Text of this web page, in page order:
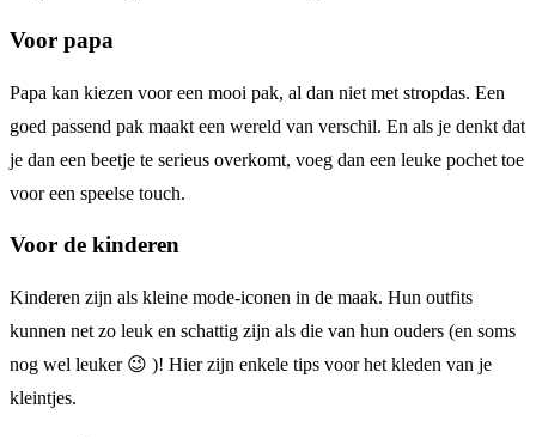
Voor papa
Papa kan kiezen voor een mooi pak, al dan niet met stropdas. Een
goed passend pak maakt een wereld van verschil. En als je denkt dat
je dan een beetje te serieus overkomt, voeg dan een leuke pochet toe
voor een speelse touch.
Voor de kinderen
Kinderen zijn als kleine mode-iconen in de maak. Hun outfits
kunnen net zo leuk en schattig zijn als die van hun ouders (en soms
nog wel leuker 😉 )! Hier zijn enkele tips voor het kleden van je
kleintjes.